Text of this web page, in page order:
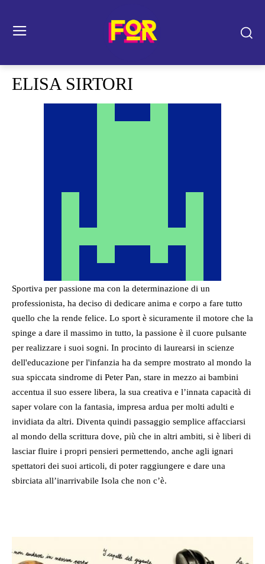
ELISA SIRTORI
Sportiva per passione ma con la determinazione di un
professionista, ha deciso di dedicare anima e corpo a fare tutto
quello che la rende felice. Lo sport è sicuramente il motore che la
spinge a dare il massimo in tutto, la passione è il cuore pulsante
per realizzare i suoi sogni. In procinto di laurearsi in scienze
dell'educazione per l'infanzia ha da sempre mostrato al mondo la
sua spiccata sindrome di Peter Pan, stare in mezzo ai bambini
accentua il suo essere libera, la sua creativa e l’innata capacità di
saper volare con la fantasia, impresa ardua per molti adulti e
invidiata da altri. Diventa quindi passaggio semplice affacciarsi
al mondo della scrittura dove, più che in altri ambiti, si è liberi di
lasciar fluire i propri pensieri permettendo, anche agli ignari
spettatori dei suoi articoli, di poter raggiungere e dare una
sbirciata all’inarrivabile Isola che non c’è.